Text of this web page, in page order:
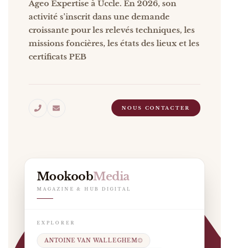
Ageo Expertise à Uccle. En 2026, son
activité s’inscrit dans une demande
croissante pour les relevés techniques, les
missions foncières, les états des lieux et les
certificats PEB
NOUS CONTACTER
MookoobMedia
MAGAZINE & HUB DIGITAL
EXPLORER
ANTOINE VAN WALLEGHEM